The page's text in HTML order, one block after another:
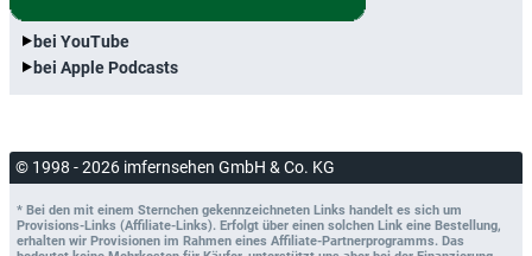
bei YouTube
bei Apple Podcasts
© 1998 - 2026 imfernsehen GmbH & Co. KG
* Bei den mit einem Sternchen gekennzeichneten Links handelt es sich um
Provisions-Links (Affiliate-Links). Erfolgt über einen solchen Link eine Bestellung,
erhalten wir Provisionen im Rahmen eines Affiliate-Partnerprogramms. Das